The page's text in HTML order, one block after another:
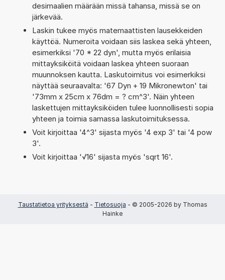
desimaalien määrään missä tahansa, missä se on
järkevää.
Laskin tukee myös matemaattisten lausekkeiden
käyttöä. Numeroita voidaan siis laskea sekä yhteen,
esimerkiksi '70 * 22 dyn', mutta myös erilaisia
mittayksiköitä voidaan laskea yhteen suoraan
muunnoksen kautta. Laskutoimitus voi esimerkiksi
näyttää seuraavalta: '67 Dyn + 19 Mikronewton' tai
'73mm x 25cm x 76dm = ? cm^3'. Näin yhteen
laskettujen mittayksiköiden tulee luonnollisesti sopia
yhteen ja toimia samassa laskutoimituksessa.
Voit kirjoittaa '4^3' sijasta myös '4 exp 3' tai '4 pow
3'.
Voit kirjoittaa '√16' sijasta myös 'sqrt 16'.
Taustatietoa yrityksestä - Tietosuoja - © 2005-2026 by Thomas
Hainke